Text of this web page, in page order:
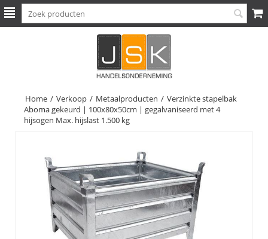
Home / Verkoop / Metaalproducten / Verzinkte stapelbak
Aboma gekeurd | 100x80x50cm | gegalvaniseerd met 4
hijsogen Max. hijslast 1.500 kg